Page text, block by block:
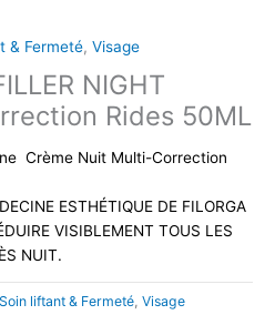
& Fermeté, Visage
NIGHT
Rides 50ML
Crème Nuit Multi-Correction
ESTHÉTIQUE DE FILORGA
VISIBLEMENT TOUS LES
NUIT.
Soin liftant & Fermeté, Visage